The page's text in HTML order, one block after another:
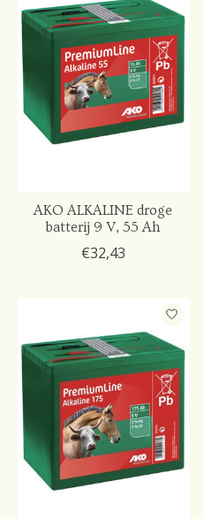
AKO ALKALINE droge
batterij 9 V, 55 Ah
€32,43